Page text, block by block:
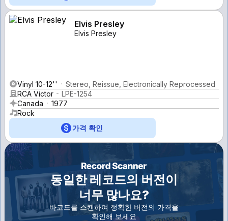
Elvis Presley
Elvis Presley
Vinyl 10-12''
Stereo, Reissue, Electronically Reprocessed
RCA Victor
LPE-1254
Canada
1977
Rock
가격 확인
동일한 레코드의 버전이
너무 많나요?
바코드를 스캔하여 정확한 버전의 가격을
확인해 보세요